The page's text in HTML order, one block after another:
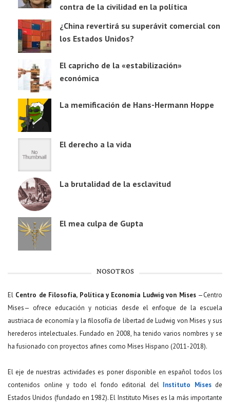
contra de la civilidad en la política
¿China revertirá su superávit comercial con
los Estados Unidos?
El capricho de la «estabilización»
económica
La memificación de Hans-Hermann Hoppe
El derecho a la vida
La brutalidad de la esclavitud
El mea culpa de Gupta
NOSOTROS
El Centro de Filosofía, Política y Economía Ludwig von Mises—Centro
Mises— ofrece educación y noticias desde el enfoque de la escuela
austriaca de economía y la filosofía de libertad de Ludwig von Mises y sus
herederos intelectuales. Fundado en 2008, ha tenido varios nombres y se
ha fusionado con proyectos afines como Mises Hispano (2011-2018).
El eje de nuestras actividades es poner disponible en español todos los
contenidos online y todo el fondo editorial del Instituto Misesde
Estados Unidos (fundado en 1982). El Instituto Mises es la más importante